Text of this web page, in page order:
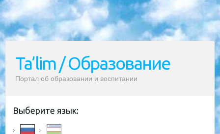
Ta’lim / Образование
Портал об образовании и воспитании
Выберите язык: